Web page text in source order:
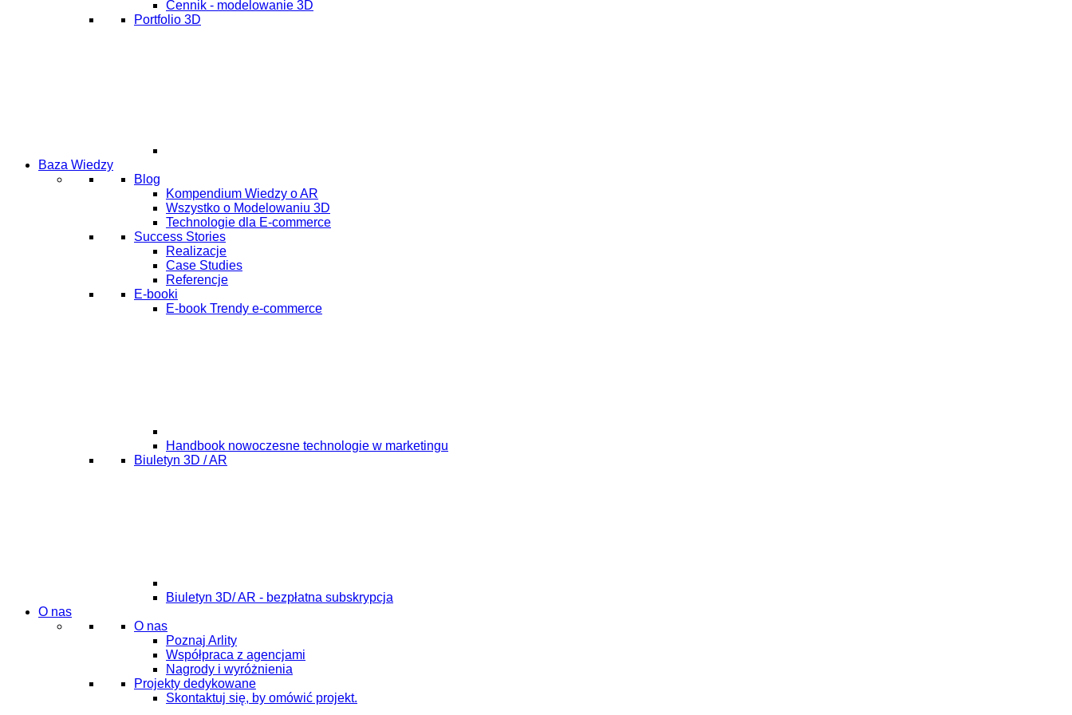
Cennik - modelowanie 3D
Portfolio 3D
Baza Wiedzy
Blog
Kompendium Wiedzy o AR
Wszystko o Modelowaniu 3D
Technologie dla E-commerce
Success Stories
Realizacje
Case Studies
Referencje
E-booki
E-book Trendy e-commerce
Handbook nowoczesne technologie w marketingu
Biuletyn 3D / AR
Biuletyn 3D/ AR - bezpłatna subskrypcja
O nas
O nas
Poznaj Arlity
Współpraca z agencjami
Nagrody i wyróżnienia
Projekty dedykowane
Skontaktuj się, by omówić projekt.